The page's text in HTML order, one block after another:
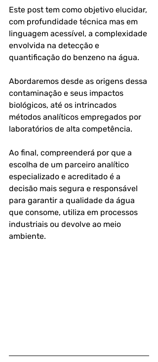
Este post tem como objetivo elucidar,
com profundidade técnica mas em
linguagem acessível, a complexidade
envolvida na detecção e
quantificação do benzeno na água.
Abordaremos desde as origens dessa
contaminação e seus impactos
biológicos, até os intrincados
métodos analíticos empregados por
laboratórios de alta competência.
Ao final, compreenderá por que a
escolha de um parceiro analítico
especializado e acreditado é a
decisão mais segura e responsável
para garantir a qualidade da água
que consome, utiliza em processos
industriais ou devolve ao meio
ambiente.